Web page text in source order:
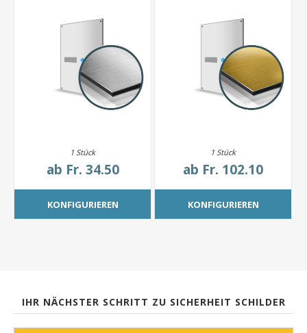
1 Stück
ab Fr. 34.50
KONFIGURIEREN
1 Stück
ab Fr. 102.10
KONFIGURIEREN
IHR NÄCHSTER SCHRITT ZU SICHERHEIT SCHILDER